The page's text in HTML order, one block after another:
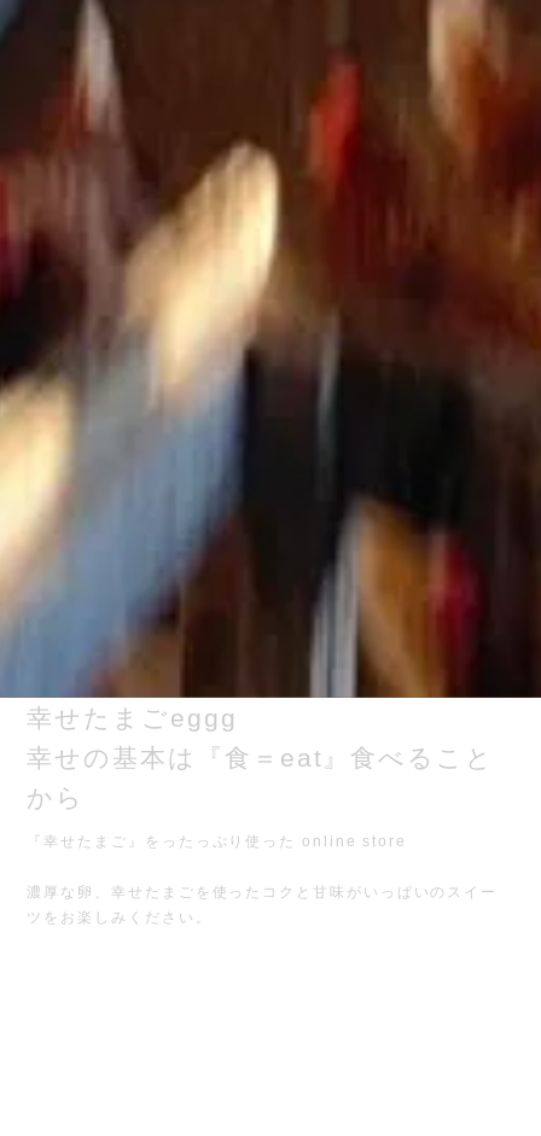
幸せたまごeggg
幸せの基本は『食＝eat』食べること
から
『幸せたまご』をったっぷり使った online store
濃厚な卵、幸せたまごを使ったコクと甘味がいっぱいのスイー
ツをお楽しみください。